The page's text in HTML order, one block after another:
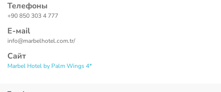
Телефоны
+90 850 303 4 777
Е-маil
info@marbelhotel.com.tr/
Сайт
Marbel Hotel by Palm Wings 4*